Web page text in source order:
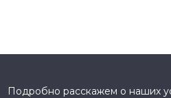
Подробно расскажем о наших